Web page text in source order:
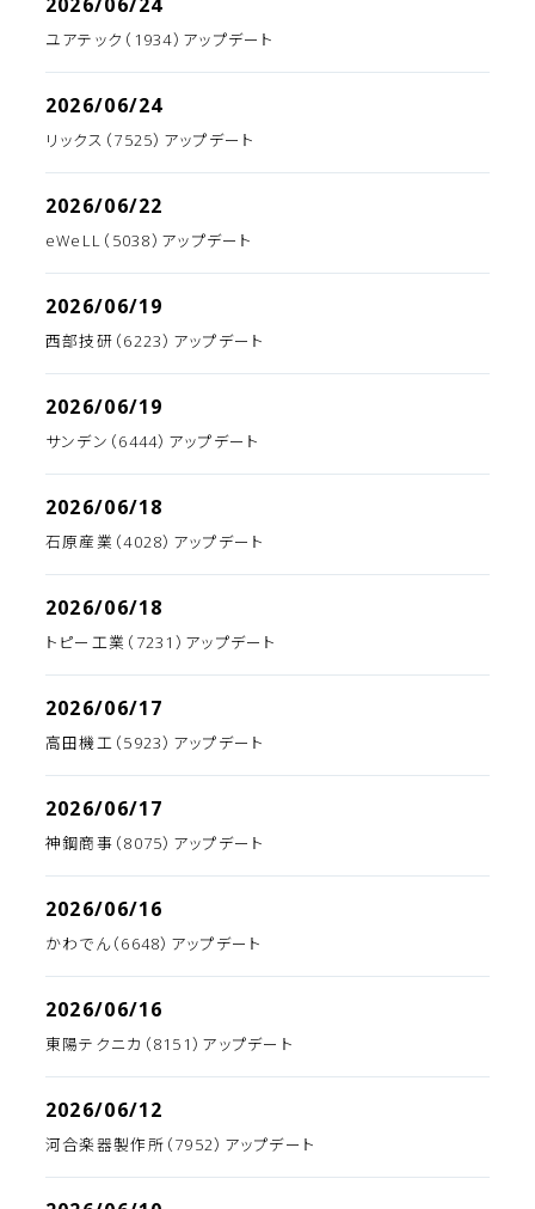
ユアテック（1934）アップデート
2026/06/24
リックス（7525）アップデート
2026/06/22
eWeLL（5038）アップデート
2026/06/19
西部技研（6223）アップデート
2026/06/19
サンデン（6444）アップデート
2026/06/18
石原産業（4028）アップデート
2026/06/18
トピー工業（7231）アップデート
2026/06/17
高田機工（5923）アップデート
2026/06/17
神鋼商事（8075）アップデート
2026/06/16
かわでん（6648）アップデート
2026/06/16
東陽テクニカ（8151）アップデート
2026/06/12
河合楽器製作所（7952）アップデート